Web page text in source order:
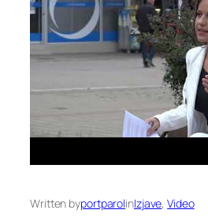
Written byportparolinIzjave, Video